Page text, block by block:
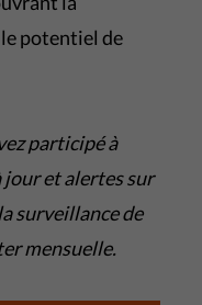
potentiel de
participé à
jour et alertes sur
surveillance de
mensuelle.